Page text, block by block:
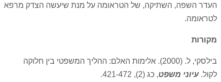
העדר השפה, השתיקה, של הטראומה על מנת שיעשה הצדק מרפא
לטראומה.
מקורות
בילסקי, ל. (2000). אלימות האלם: ההליך המשפטי בין חלוקה
לקול. עיוני משפט, כג (2), 421-472.